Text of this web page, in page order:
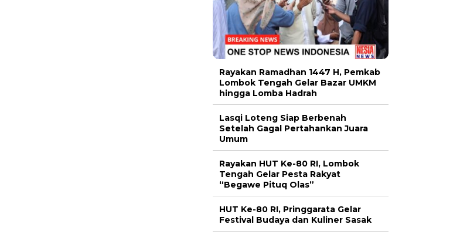
Rayakan Ramadhan 1447 H, Pemkab
Lombok Tengah Gelar Bazar UMKM
hingga Lomba Hadrah
Lasqi Loteng Siap Berbenah
Setelah Gagal Pertahankan Juara
Umum
Rayakan HUT Ke-80 RI, Lombok
Tengah Gelar Pesta Rakyat
“Begawe Pituq Olas”
HUT Ke-80 RI, Pringgarata Gelar
Festival Budaya dan Kuliner Sasak